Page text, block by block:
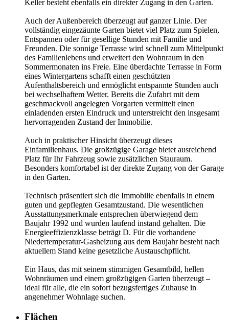
Keller besteht ebenfalls ein direkter Zugang in den Garten.
Auch der Außenbereich überzeugt auf ganzer Linie. Der
vollständig eingezäunte Garten bietet viel Platz zum Spielen,
Entspannen oder für gesellige Stunden mit Familie und
Freunden. Die sonnige Terrasse wird schnell zum Mittelpunkt
des Familienlebens und erweitert den Wohnraum in den
Sommermonaten ins Freie. Eine überdachte Terrasse in Form
eines Wintergartens schafft einen geschützten
Aufenthaltsbereich und ermöglicht entspannte Stunden auch
bei wechselhaftem Wetter. Bereits die Zufahrt mit dem
geschmackvoll angelegten Vorgarten vermittelt einen
einladenden ersten Eindruck und unterstreicht den insgesamt
hervorragenden Zustand der Immobilie.
Auch in praktischer Hinsicht überzeugt dieses
Einfamilienhaus. Die großzügige Garage bietet ausreichend
Platz für Ihr Fahrzeug sowie zusätzlichen Stauraum.
Besonders komfortabel ist der direkte Zugang von der Garage
in den Garten.
Technisch präsentiert sich die Immobilie ebenfalls in einem
guten und gepflegten Gesamtzustand. Die wesentlichen
Ausstattungsmerkmale entsprechen überwiegend dem
Baujahr 1992 und wurden laufend instand gehalten. Die
Energieeffizienzklasse beträgt D. Für die vorhandene
Niedertemperatur-Gasheizung aus dem Baujahr besteht nach
aktuellem Stand keine gesetzliche Austauschpflicht.
Ein Haus, das mit seinem stimmigen Gesamtbild, hellen
Wohnräumen und einem großzügigen Garten überzeugt –
ideal für alle, die ein sofort bezugsfertiges Zuhause in
angenehmer Wohnlage suchen.
Flächen